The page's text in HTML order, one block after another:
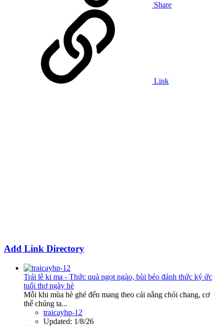
Share
Link
Add Link Directory
Trái lê ki ma - Thức quà ngọt ngào, bùi béo đánh thức ký ức
tuổi thơ ngày hè
Mỗi khi mùa hè ghé đến mang theo cái nắng chói chang, cơ
thể chúng ta...
traicayhp-12
Updated: 1/8/26